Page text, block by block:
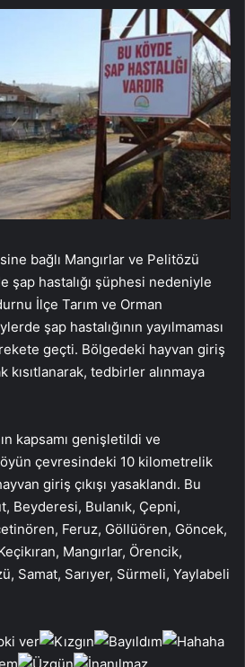
bağlı Mangırlar ve Pelitözü
şap hastalığı şüphesi nedeniyle
İlçe Tarım ve Orman
şap hastalığının yayılmaması
geçti. Bölgedeki hayvan giriş
kısıtlanarak, tedbirler alınmaya
kapsamı genişletildi ve
çevresindeki 10 kilometrelik
giriş çıkışı yasaklandı. Bu
Beyderesi, Bulanık, Çepni,
Feruz, Göllüören, Göncek,
Mangırlar, Örencik,
Samat, Sarıyer, Sürmeli, Yaylabeli
ver